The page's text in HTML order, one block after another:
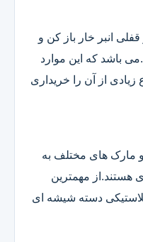
قفلی انبر خار باز کن و
باشد که این موارد
زیادی از آن را خریداری
مارک های مختلف به
و بسته های 6 یا 7 عددی هستند.از مهمترین
پلاستیکی دسته شیشه ای